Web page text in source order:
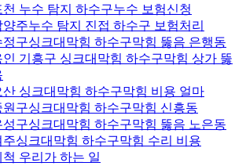
천 누수 탐지 하수구누수 보험신청
양주누수 탐지 진접 하수구 보험처리
정구싱크대막힘 하수구막힘 뚫음 은행동
인 기흥구 싱크대막힘 하수구막힘 상가 뚫
산 싱크대막힘 하수구막힘 비용 얼마
원구싱크대막힘 하수구막힘 신흥동
성구싱크대막힘 하수구막힘 뚫음 노은동
주싱크대막힘 하수구막힘 수리 비용
우리가 하는 일